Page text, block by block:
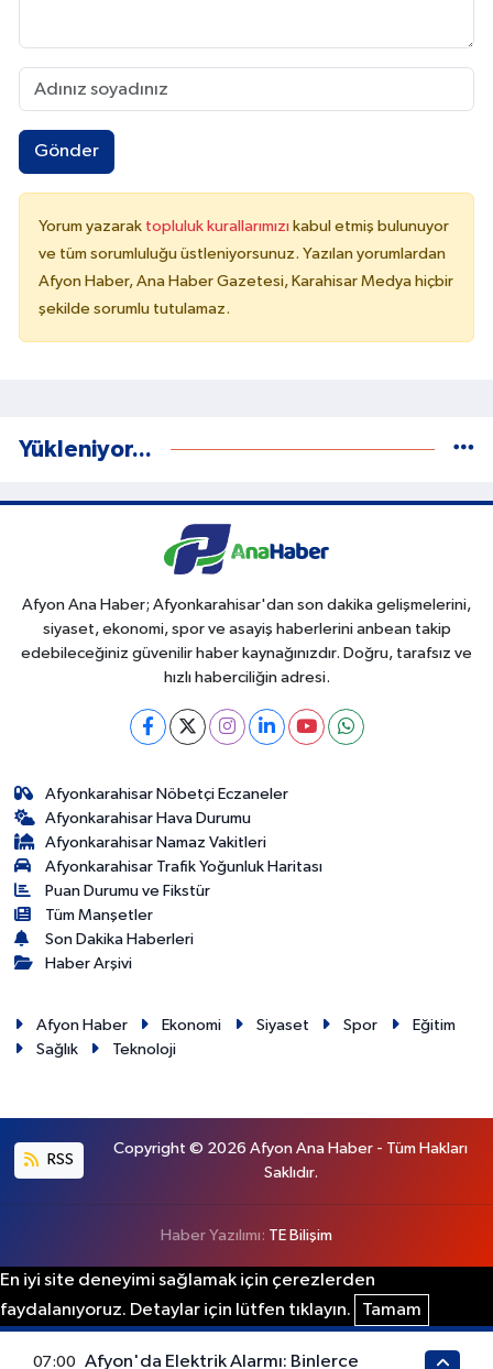
Gönder
Yorum yazarak topluluk kurallarımızı kabul etmiş bulunuyor
ve tüm sorumluluğu üstleniyorsunuz. Yazılan yorumlardan
Afyon Haber, Ana Haber Gazetesi, Karahisar Medya hiçbir
şekilde sorumlu tutulamaz.
Yükleniyor...
Afyon Ana Haber; Afyonkarahisar'dan son dakika gelişmelerini,
siyaset, ekonomi, spor ve asayiş haberlerini anbean takip
edebileceğiniz güvenilir haber kaynağınızdır. Doğru, tarafsız ve
hızlı haberciliğin adresi.
Afyonkarahisar Nöbetçi Eczaneler
Afyonkarahisar Hava Durumu
Afyonkarahisar Namaz Vakitleri
Afyonkarahisar Trafik Yoğunluk Haritası
Puan Durumu ve Fikstür
Tüm Manşetler
Son Dakika Haberleri
Haber Arşivi
Afyon Haber Ekonomi Siyaset Spor
Eğitim
Sağlık
Teknoloji
RSS
Copyright © 2026 Afyon Ana Haber - Tüm Hakları
Saklıdır.
Haber Yazılımı: TE Bilişim
En iyi site deneyimi sağlamak için çerezlerden
faydalanıyoruz. Detaylar için lütfen tıklayın.
Tamam
07:00 Afyon'da Elektrik Alarmı: Binlerce